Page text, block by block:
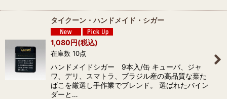
タイクーン・ハンドメイド・シガー
1,080円(税込)
在庫数 10点
ハンドメイドシガー 9本入/缶 キューバ、ジャ
ワ、デリ、スマトラ、ブラジル産の高品質な葉た
ばこを厳選し手作業でブレンド。 選ばれたバイン
ダーと…